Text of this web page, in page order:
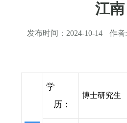
江南
发布时间： 2024-10-14 作者:
学
历：
博士研究生